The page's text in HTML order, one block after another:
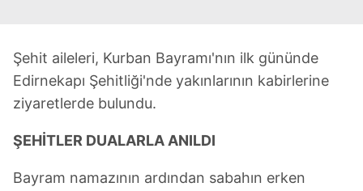
Şehit aileleri, Kurban Bayramı'nın ilk gününde
Edirnekapı Şehitliği'nde yakınlarının kabirlerine
ziyaretlerde bulundu.
ŞEHİTLER DUALARLA ANILDI
Bayram namazının ardından sabahın erken